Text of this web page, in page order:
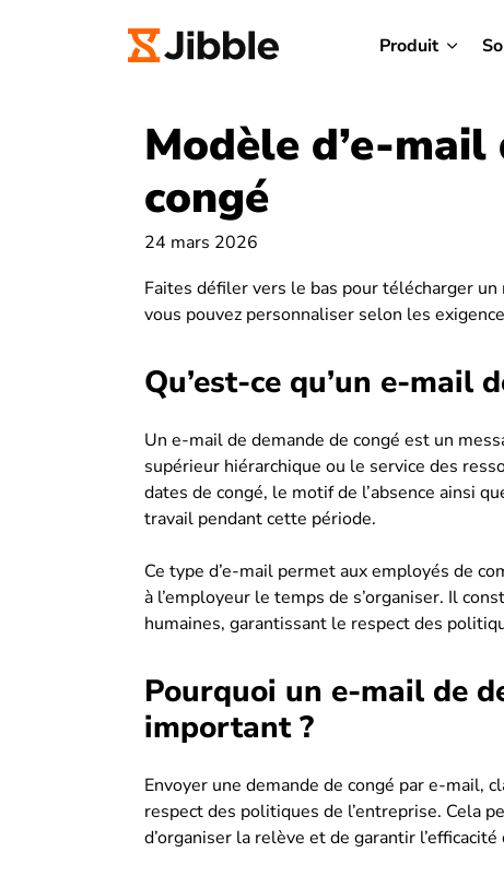
Produit
Modèle d’e-
congé
24 mars 2026
Faites défiler vers le bas pour télécharger
vous pouvez personnaliser selon les
Qu’est-ce qu’un e-mail
Un e-mail de demande de congé est un
supérieur hiérarchique ou le service des
dates de congé, le motif de l’absence ainsi
travail pendant cette période.
Ce type d’e-mail permet aux employés de
à l’employeur le temps de s’organiser. Il
humaines, garantissant le respect des
Pourquoi un e-mail de
important ?
Envoyer une demande de congé par e-mail,
respect des politiques de l’entreprise. Cela
d’organiser la relève et de garantir l’efficacité